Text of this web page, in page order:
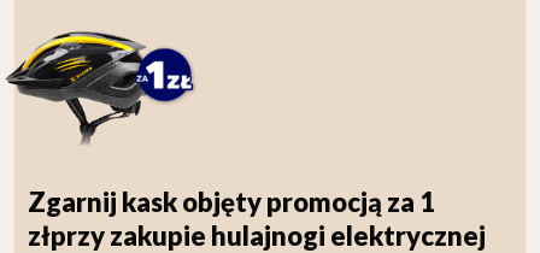
Zgarnij kask objęty promocją za 1
złprzy zakupie hulajnogi elektrycznej